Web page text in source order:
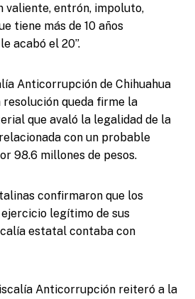
valiente, entrón, impoluto,
tiene más de 10 años
acabó el 20”.
Anticorrupción de Chihuahua
queda firme la
que avaló la legalidad de la
con un probable
98.6 millones de pesos.
confirmaron que los
legítimo de sus
estatal contaba con
Anticorrupción reiteró a la